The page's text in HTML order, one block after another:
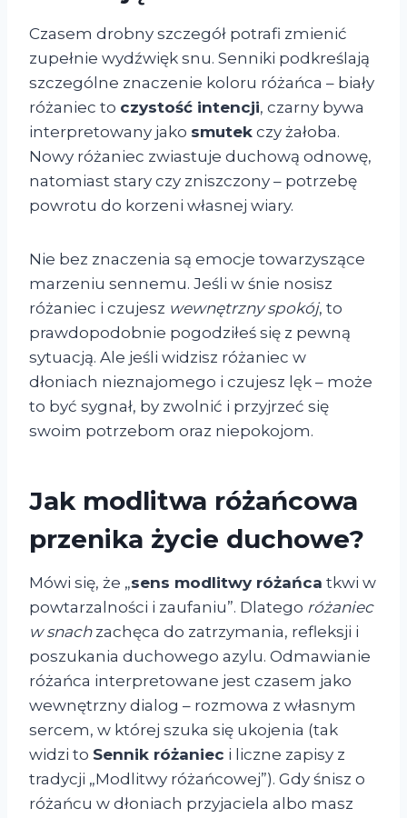
Czasem drobny szczegół potrafi zmienić
zupełnie wydźwięk snu. Senniki podkreślają
szczególne znaczenie koloru różańca – biały
różaniec to czystość intencji, czarny bywa
interpretowany jako smutek czy żałoba.
Nowy różaniec zwiastuje duchową odnowę,
natomiast stary czy zniszczony – potrzebę
powrotu do korzeni własnej wiary.
Nie bez znaczenia są emocje towarzyszące
marzeniu sennemu. Jeśli w śnie nosisz
różaniec i czujesz wewnętrzny spokój, to
prawdopodobnie pogodziłeś się z pewną
sytuacją. Ale jeśli widzisz różaniec w
dłoniach nieznajomego i czujesz lęk – może
to być sygnał, by zwolnić i przyjrzeć się
swoim potrzebom oraz niepokojom.
Jak modlitwa różańcowa
przenika życie duchowe?
Mówi się, że „sens modlitwy różańca tkwi w
powtarzalności i zaufaniu”. Dlatego różaniec
w snachzachęca do zatrzymania, refleksji i
poszukania duchowego azylu. Odmawianie
różańca interpretowane jest czasem jako
wewnętrzny dialog – rozmowa z własnym
sercem, w której szuka się ukojenia (tak
widzi to Sennik różaniec i liczne zapisy z
tradycji „Modlitwy różańcowej”). Gdy śnisz o
różańcu w dłoniach przyjaciela albo masz